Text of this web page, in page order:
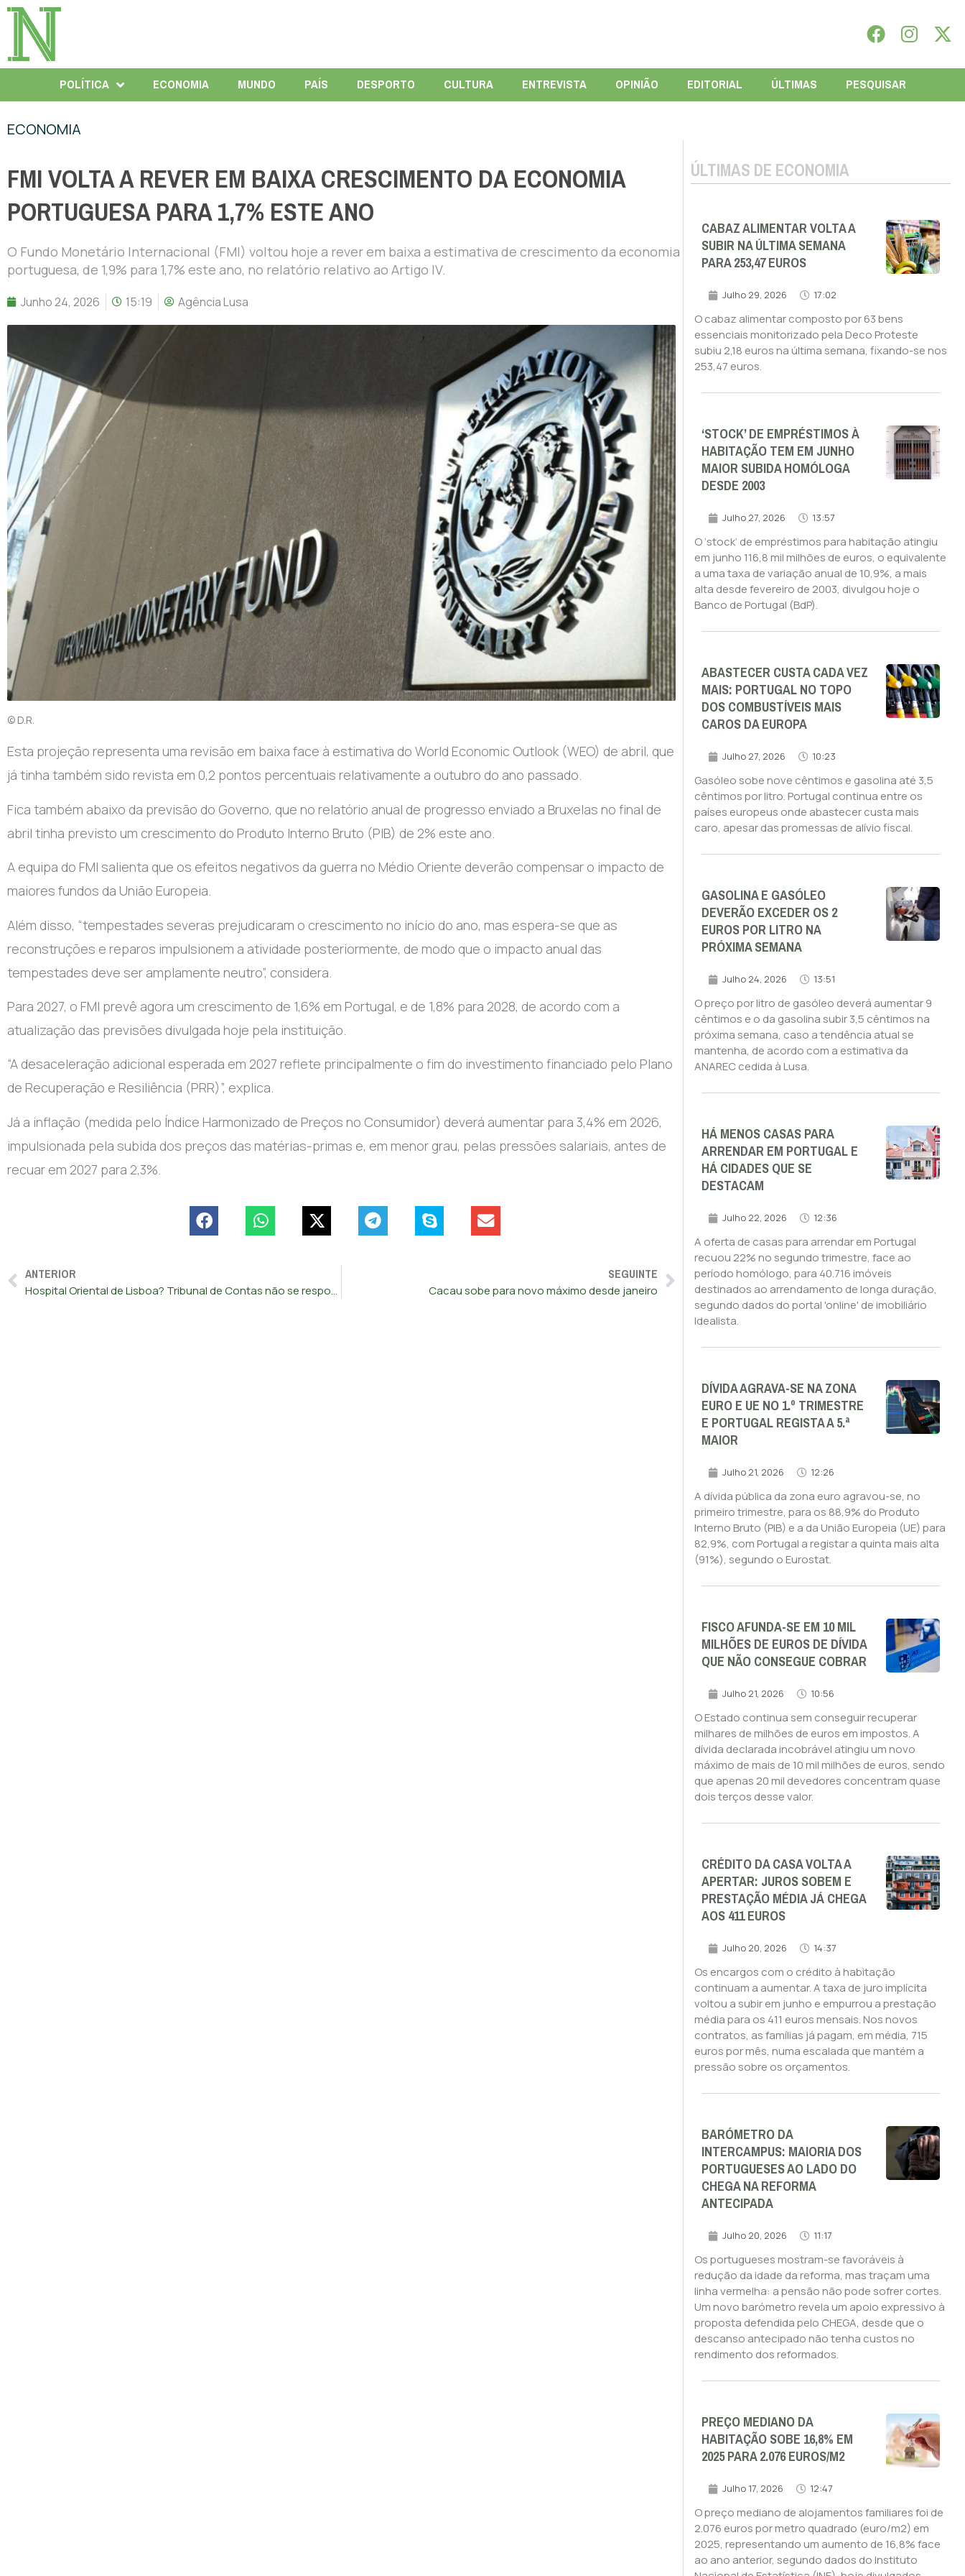
POLÍTICA ECONOMIA MUNDO PAÍS DESPORTO CULTURA ENTREVISTA OPINIÃO EDITORIAL ÚLTIMAS PESQUISAR
ECONOMIA
FMI VOLTA A REVER EM BAIXA CRESCIMENTO DA ECONOMIA
PORTUGUESA PARA 1,7% ESTE ANO
O Fundo Monetário Internacional (FMI) voltou hoje a rever em baixa a estimativa de crescimento da economia
portuguesa, de 1,9% para 1,7% este ano, no relatório relativo ao Artigo IV.
Junho 24, 2026 15:19 Agência Lusa
© D.R.
Esta projeção representa uma revisão em baixa face à estimativa do World Economic Outlook (WEO) de abril, que
já tinha também sido revista em 0,2 pontos percentuais relativamente a outubro do ano passado.
Fica também abaixo da previsão do Governo, que no relatório anual de progresso enviado a Bruxelas no final de
abril tinha previsto um crescimento do Produto Interno Bruto (PIB) de 2% este ano.
A equipa do FMI salienta que os efeitos negativos da guerra no Médio Oriente deverão compensar o impacto de
maiores fundos da União Europeia.
Além disso, “tempestades severas prejudicaram o crescimento no início do ano, mas espera-se que as
reconstruções e reparos impulsionem a atividade posteriormente, de modo que o impacto anual das
tempestades deve ser amplamente neutro”, considera.
Para 2027, o FMI prevê agora um crescimento de 1,6% em Portugal, e de 1,8% para 2028, de acordo com a
atualização das previsões divulgada hoje pela instituição.
“A desaceleração adicional esperada em 2027 reflete principalmente o fim do investimento financiado pelo Plano
de Recuperação e Resiliência (PRR)”, explica.
Já a inflação (medida pelo Índice Harmonizado de Preços no Consumidor) deverá aumentar para 3,4% em 2026,
impulsionada pela subida dos preços das matérias-primas e, em menor grau, pelas pressões salariais, antes de
recuar em 2027 para 2,3%.
ANTERIOR
Hospital Oriental de Lisboa? Tribunal de Contas não se responsabiliza por atraso e custo
SEGUINTE
Cacau sobe para novo máximo desde janeiro
ÚLTIMAS DE ECONOMIA
CABAZ ALIMENTAR VOLTA A
SUBIR NA ÚLTIMA SEMANA
PARA 253,47 EUROS
Julho 29, 2026 17:02
O cabaz alimentar composto por 63 bens
essenciais monitorizado pela Deco Proteste
subiu 2,18 euros na última semana, fixando-se nos
253,47 euros.
‘STOCK’ DE EMPRÉSTIMOS À
HABITAÇÃO TEM EM JUNHO
MAIOR SUBIDA HOMÓLOGA
DESDE 2003
Julho 27, 2026 13:57
O ‘stock’ de empréstimos para habitação atingiu
em junho 116,8 mil milhões de euros, o equivalente
a uma taxa de variação anual de 10,9%, a mais
alta desde fevereiro de 2003, divulgou hoje o
Banco de Portugal (BdP).
ABASTECER CUSTA CADA VEZ
MAIS: PORTUGAL NO TOPO
DOS COMBUSTÍVEIS MAIS
CAROS DA EUROPA
Julho 27, 2026 10:23
Gasóleo sobe nove cêntimos e gasolina até 3,5
cêntimos por litro. Portugal continua entre os
países europeus onde abastecer custa mais
caro, apesar das promessas de alívio fiscal.
GASOLINA E GASÓLEO
DEVERÃO EXCEDER OS 2
EUROS POR LITRO NA
PRÓXIMA SEMANA
Julho 24, 2026 13:51
O preço por litro de gasóleo deverá aumentar 9
cêntimos e o da gasolina subir 3,5 cêntimos na
próxima semana, caso a tendência atual se
mantenha, de acordo com a estimativa da
ANAREC cedida à Lusa.
HÁ MENOS CASAS PARA
ARRENDAR EM PORTUGAL E
HÁ CIDADES QUE SE
DESTACAM
Julho 22, 2026 12:36
A oferta de casas para arrendar em Portugal
recuou 22% no segundo trimestre, face ao
período homólogo, para 40.716 imóveis
destinados ao arrendamento de longa duração,
segundo dados do portal 'online' de imobiliário
Idealista.
DÍVIDA AGRAVA-SE NA ZONA
EURO E UE NO 1.º TRIMESTRE
E PORTUGAL REGISTA A 5.ª
MAIOR
Julho 21, 2026 12:26
A dívida pública da zona euro agravou-se, no
primeiro trimestre, para os 88,9% do Produto
Interno Bruto (PIB) e a da União Europeia (UE) para
82,9%, com Portugal a registar a quinta mais alta
(91%), segundo o Eurostat.
FISCO AFUNDA-SE EM 10 MIL
MILHÕES DE EUROS DE DÍVIDA
QUE NÃO CONSEGUE COBRAR
Julho 21, 2026 10:56
O Estado continua sem conseguir recuperar
milhares de milhões de euros em impostos. A
dívida declarada incobrável atingiu um novo
máximo de mais de 10 mil milhões de euros, sendo
que apenas 20 mil devedores concentram quase
dois terços desse valor.
CRÉDITO DA CASA VOLTA A
APERTAR: JUROS SOBEM E
PRESTAÇÃO MÉDIA JÁ CHEGA
AOS 411 EUROS
Julho 20, 2026 14:37
Os encargos com o crédito à habitação
continuam a aumentar. A taxa de juro implícita
voltou a subir em junho e empurrou a prestação
média para os 411 euros mensais. Nos novos
contratos, as famílias já pagam, em média, 715
euros por mês, numa escalada que mantém a
pressão sobre os orçamentos.
BARÓMETRO DA
INTERCAMPUS: MAIORIA DOS
PORTUGUESES AO LADO DO
CHEGA NA REFORMA
ANTECIPADA
Julho 20, 2026 11:17
Os portugueses mostram-se favoráveis à
redução da idade da reforma, mas traçam uma
linha vermelha: a pensão não pode sofrer cortes.
Um novo barómetro revela um apoio expressivo à
proposta defendida pelo CHEGA, desde que o
descanso antecipado não tenha custos no
rendimento dos reformados.
PREÇO MEDIANO DA
HABITAÇÃO SOBE 16,8% EM
2025 PARA 2.076 EUROS/M2
Julho 17, 2026 12:47
O preço mediano de alojamentos familiares foi de
2.076 euros por metro quadrado (euro/m2) em
2025, representando um aumento de 16,8% face
ao ano anterior, segundo dados do Instituto